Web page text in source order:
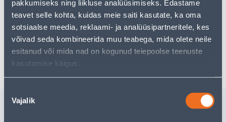
pakkumiseks ning liikluse analüüsimiseks. Edastame
teavet selle kohta, kuidas meie saiti kasutate, ka oma
sotsiaalse meedia, reklaami- ja analüüsipartneritele, kes
võivad seda kombineerida muu teabega, mida olete neile
esitanud või mida nad on kogunud teiepoolse teenuste
kasutamise käigus.
valik
Vajalik
• Disainitud nii, et saaks hõlpsasti lisada ettevõtte logo.
• 14-päevane tagastusõigus.
Tarne pole võimalik
Sarnased tooted